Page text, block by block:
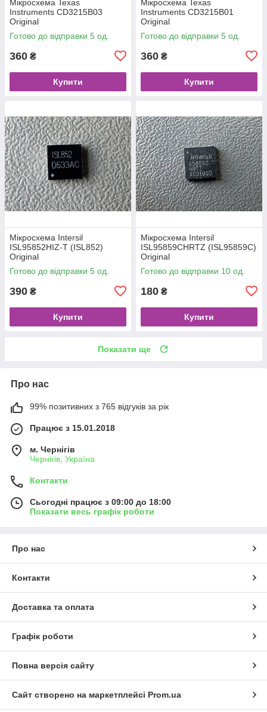
Мікросхема Texas
Instruments CD3215B03
Original
Готово до відправки 5 од.
360 ₴
Купити
Мікросхема Texas
Instruments CD3215B01
Original
Готово до відправки 5 од.
360 ₴
Купити
Мікросхема Intersil
ISL95852HIZ-T (ISL852)
Original
Готово до відправки 5 од.
390 ₴
Купити
Мікросхема Intersil
ISL95859CHRTZ (ISL95859C)
Original
Готово до відправки 10 од.
180 ₴
Купити
Показати ще
Про нас
99% позитивних з 765 відгуків за рік
Працює з 15.01.2018
м. Чернігів
Чернігів, Україна
Контакти
Сьогодні працює з 09:00 до 18:00
Показати весь графік роботи
Про нас
Контакти
Доставка та оплата
Графік роботи
Повна версія сайту
Сайт створено на маркетплейсі Prom.ua